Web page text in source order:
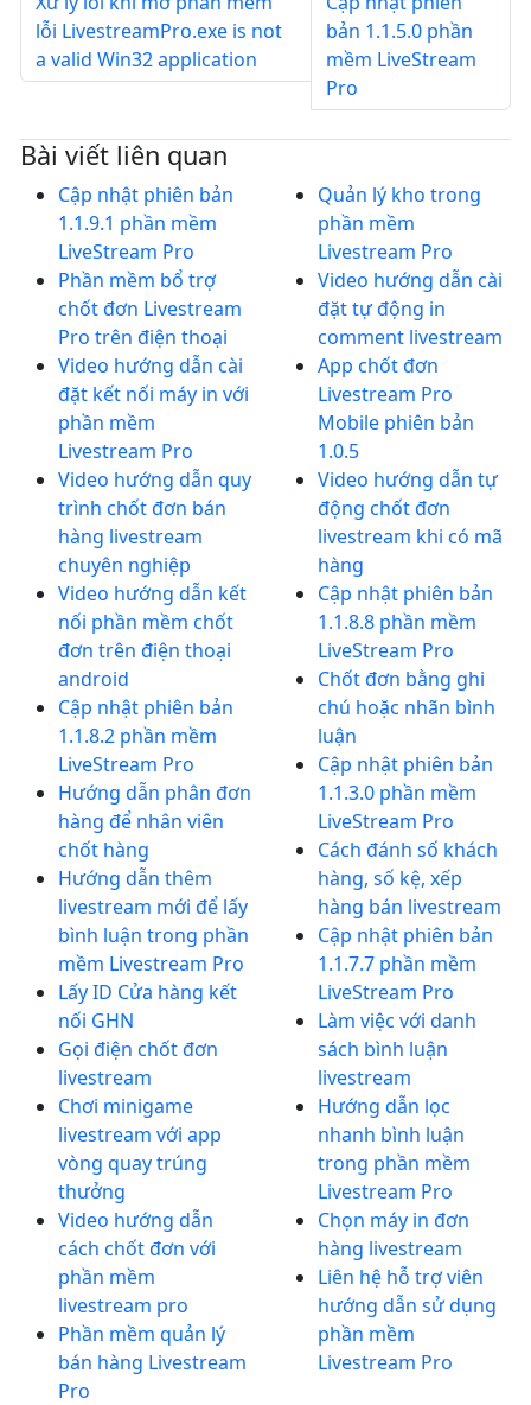
lỗi LivestreamPro.exe is not
a valid Win32 application
bản 1.1.5.0 phần
mềm LiveStream
Pro
Bài viết liên quan
Cập nhật phiên bản
1.1.9.1 phần mềm
LiveStream Pro
Phần mềm bổ trợ
chốt đơn Livestream
Pro trên điện thoại
Video hướng dẫn cài
đặt kết nối máy in với
phần mềm
Livestream Pro
Video hướng dẫn quy
trình chốt đơn bán
hàng livestream
chuyên nghiệp
Video hướng dẫn kết
nối phần mềm chốt
đơn trên điện thoại
android
Cập nhật phiên bản
1.1.8.2 phần mềm
LiveStream Pro
Hướng dẫn phân đơn
hàng để nhân viên
chốt hàng
Hướng dẫn thêm
livestream mới để lấy
bình luận trong phần
mềm Livestream Pro
Lấy ID Cửa hàng kết
nối GHN
Gọi điện chốt đơn
livestream
Chơi minigame
livestream với app
vòng quay trúng
thưởng
Video hướng dẫn
cách chốt đơn với
phần mềm
livestream pro
Phần mềm quản lý
bán hàng Livestream
Pro
Quản lý kho trong
phần mềm
Livestream Pro
Video hướng dẫn cài
đặt tự động in
comment livestream
App chốt đơn
Livestream Pro
Mobile phiên bản
1.0.5
Video hướng dẫn tự
động chốt đơn
livestream khi có mã
hàng
Cập nhật phiên bản
1.1.8.8 phần mềm
LiveStream Pro
Chốt đơn bằng ghi
chú hoặc nhãn bình
luận
Cập nhật phiên bản
1.1.3.0 phần mềm
LiveStream Pro
Cách đánh số khách
hàng, số kệ, xếp
hàng bán livestream
Cập nhật phiên bản
1.1.7.7 phần mềm
LiveStream Pro
Làm việc với danh
sách bình luận
livestream
Hướng dẫn lọc
nhanh bình luận
trong phần mềm
Livestream Pro
Chọn máy in đơn
hàng livestream
Liên hệ hỗ trợ viên
hướng dẫn sử dụng
phần mềm
Livestream Pro